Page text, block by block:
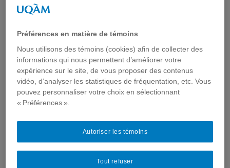
Dans
Un article de la
financement et la survie de la télévision jeunesse
produite au Québec, citeMonique Caron-Bouchard
sociologue des médias et membre de ComSanté.
Celle-ci est d'avis que les émissions produites ici «
véhiculent nos valeurs, notre humour, notre langue
et l’identification à un mode de vie. »
Préférences en matière de témoins
Nous utilisons des témoins (cookies) afin de collecter des
informations qui nous permettent d’améliorer votre
expérience sur le site, de vous proposer des contenus
vidéo, d’analyser les statistiques de fréquentation, etc. Vous
pouvez personnaliser votre choix en sélectionnant
« Préférences ».
Tout refuser
Autoriser les témoins